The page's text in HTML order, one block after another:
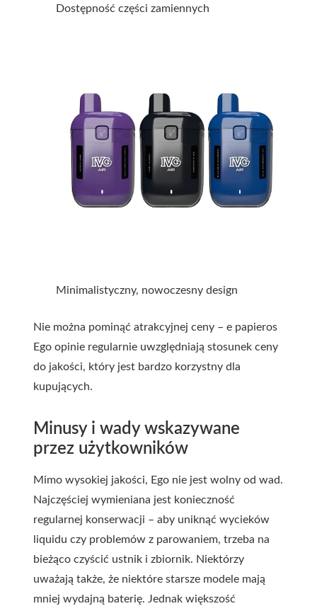
Dostępność części zamiennych
Minimalistyczny, nowoczesny design
Nie można pominąć atrakcyjnej ceny – e papieros
Ego opinie regularnie uwzględniają stosunek ceny
do jakości, który jest bardzo korzystny dla
kupujących.
Minusy i wady wskazywane
przez użytkowników
Mimo wysokiej jakości, Ego nie jest wolny od wad.
Najczęściej wymieniana jest konieczność
regularnej konserwacji – aby uniknąć wycieków
liquidu czy problemów z parowaniem, trzeba na
bieżąco czyścić ustnik i zbiornik. Niektórzy
uważają także, że niektóre starsze modele mają
mniej wydajną baterię. Jednak większość